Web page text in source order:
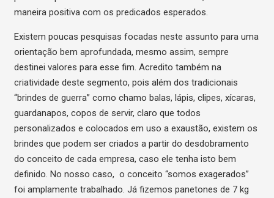
maneira positiva com os predicados esperados.
Existem poucas pesquisas focadas neste assunto para uma
orientação bem aprofundada, mesmo assim, sempre
destinei valores para esse fim. Acredito também na
criatividade deste segmento, pois além dos tradicionais
“brindes de guerra” como chamo balas, lápis, clipes, xícaras,
guardanapos, copos de servir, claro que todos
personalizados e colocados em uso a exaustão, existem os
brindes que podem ser criados a partir do desdobramento
do conceito de cada empresa, caso ele tenha isto bem
definido. No nosso caso, o conceito “somos exagerados”
foi amplamente trabalhado. Já fizemos panetones de 7 kg